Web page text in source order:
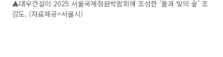
▲대우건설이 2025 서울국제정원박람회에 조성한 '돌과 빛의 숲' 조
감도. (자료제공=서울시)